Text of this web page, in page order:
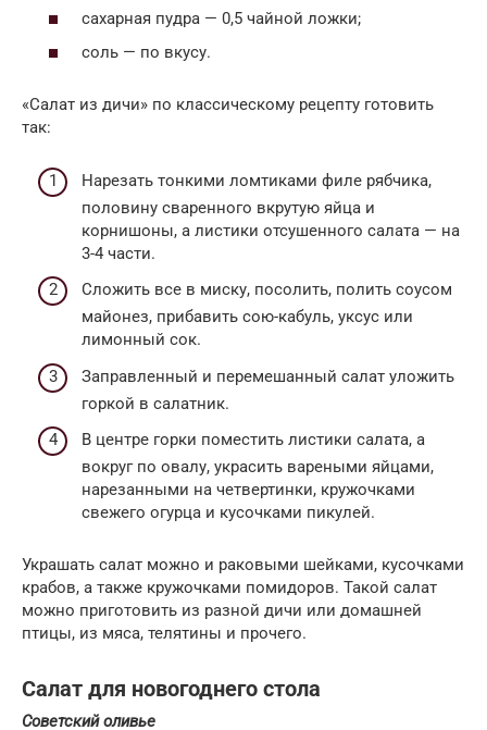
сахарная пудра — 0,5 чайной ложки;
соль — по вкусу.
«Салат из дичи» по классическому рецепту готовить
так:
Нарезать тонкими ломтиками филе рябчика,
половину сваренного вкрутую яйца и
корнишоны, а листики отсушенного салата — на
3-4 части.
Сложить все в миску, посолить, полить соусом
майонез, прибавить сою-кабуль, уксус или
лимонный сок.
Заправленный и перемешанный салат уложить
горкой в салатник.
В центре горки поместить листики салата, а
вокруг по овалу, украсить вареными яйцами,
нарезанными на четвертинки, кружочками
свежего огурца и кусочками пикулей.
Украшать салат можно и раковыми шейками, кусочками
крабов, а также кружочками помидоров. Такой салат
можно приготовить из разной дичи или домашней
птицы, из мяса, телятины и прочего.
Салат для новогоднего стола
Советский оливье